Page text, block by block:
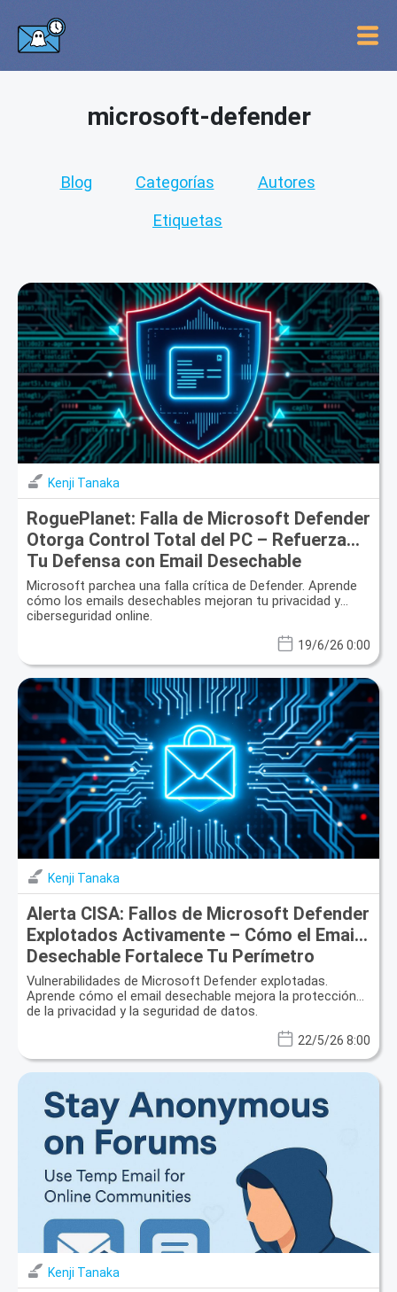
microsoft-defender
Blog Categorías Autores
Etiquetas
Kenji Tanaka
RoguePlanet: Falla de Microsoft Defender
Otorga Control Total del PC – Refuerza
Tu Defensa con Email Desechable
Microsoft parchea una falla crítica de Defender. Aprende
cómo los emails desechables mejoran tu privacidad y
ciberseguridad online.
19/6/26 0:00
Kenji Tanaka
Alerta CISA: Fallos de Microsoft Defender
Explotados Activamente – Cómo el Email
Desechable Fortalece Tu Perímetro
Digital
Vulnerabilidades de Microsoft Defender explotadas.
Aprende cómo el email desechable mejora la protección
de la privacidad y la seguridad de datos.
22/5/26 8:00
Kenji Tanaka